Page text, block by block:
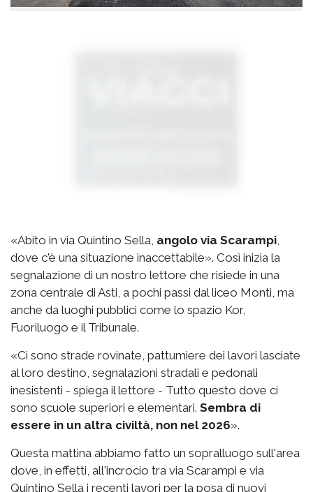
«Abito in via Quintino Sella, angolo via Scarampi
dove c'è una situazione inaccettabile». Così inizia la
segnalazione di un nostro lettore che risiede in una
zona centrale di Asti, a pochi passi dal liceo Monti, ma
anche da luoghi pubblici come lo spazio Kor,
Fuoriluogo e il Tribunale.
«Ci sono strade rovinate, pattumiere dei lavori lasciate
al loro destino, segnalazioni stradali e pedonali
inesistenti - spiega il lettore - Tutto questo dove ci
sono scuole superiori e elementari. Sembra di
essere in un altra civiltà, non nel 2026».
Questa mattina abbiamo fatto un sopralluogo sull'area
dove, in effetti, all'incrocio tra via Scarampi e via
Quintino Sella i recenti lavori per la posa di nuovi